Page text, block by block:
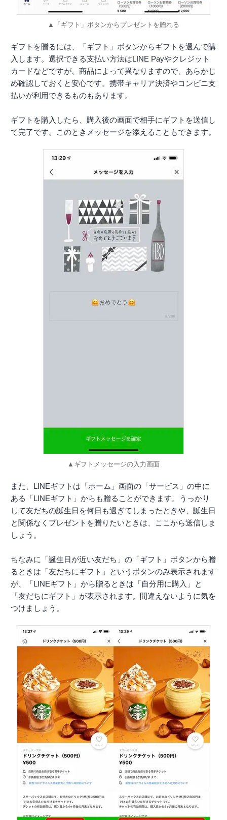
▲「ギフト」ボタンからプレゼントを贈れる
ギフトを贈るには、「ギフト」ボタンからギフトを選んで購
入します。選択できる支払い方法はLINE Payやクレジット
カードなどですが、商品によって異なりますので、あらかじ
め確認しておくと安心です。携帯キャリア決済やコンビニ支
払いが利用できるものもあります。
ギフトを購入したら、購入後の画面で相手にギフトを送信し
て完了です。このときメッセージを添えることもできます。
▲ギフトメッセージの入力画面
また、LINEギフトは「ホーム」画面の「サービス」の中に
ある「LINEギフト」からも贈ることができます。うっかり
して友だちの誕生日を何日も過ぎてしまったときや、誕生日
と関係なくプレゼントを贈りたいときは、ここから送信しま
しょう。
ちなみに「誕生日が近い友だち」の「ギフト」ボタンから贈
るときは「友だちにギフト」というボタンのみ表示されます
が、「LINEギフト」から贈るときは「自分用に購入」と
「友だちにギフト」が表示されます。間違えないように気を
つけましょう。